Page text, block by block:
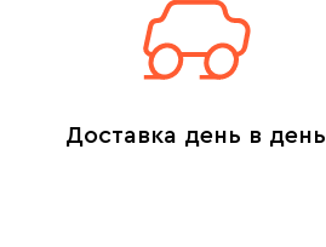
Доставка день в день